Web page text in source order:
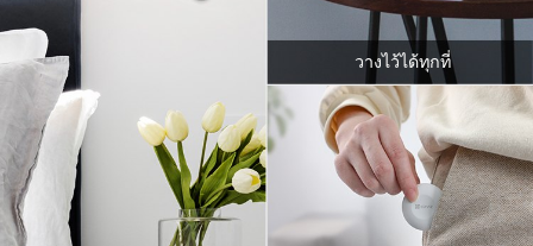
วางไว้ได้ทุกที่